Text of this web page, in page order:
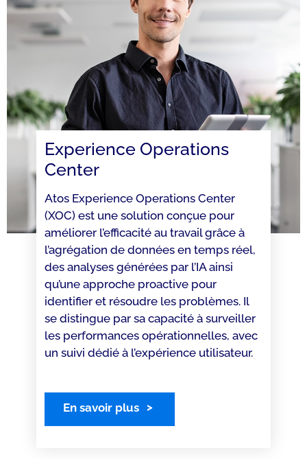
Experience Operations
Center
Atos Experience Operations Center
(XOC) est une solution conçue pour
améliorer l’efficacité au travail grâce à
l’agrégation de données en temps réel,
des analyses générées par l’IA ainsi
qu’une approche proactive pour
identifier et résoudre les problèmes. Il
se distingue par sa capacité à surveiller
les performances opérationnelles, avec
un suivi dédié à l’expérience utilisateur.
En savoir plus